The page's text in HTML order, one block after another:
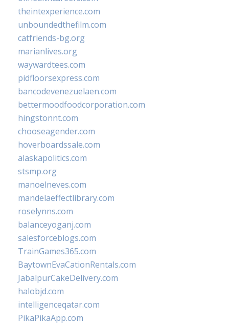
theintexperience.com
unboundedthefilm.com
catfriends-bg.org
marianlives.org
waywardtees.com
pidfloorsexpress.com
bancodevenezuelaen.com
bettermoodfoodcorporation.com
hingstonnt.com
chooseagender.com
hoverboardssale.com
alaskapolitics.com
stsmp.org
manoelneves.com
mandelaeffectlibrary.com
roselynns.com
balanceyoganj.com
salesforceblogs.com
TrainGames365.com
BaytownEvaCationRentals.com
JabalpurCakeDelivery.com
halobjd.com
intelligenceqatar.com
PikaPikaApp.com